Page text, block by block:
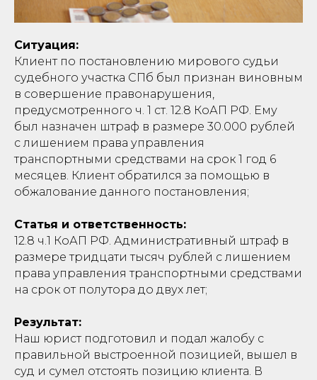
Ситуация:
Клиент по постановлению мирового судьи
судебного участка СПб был признан виновным
в совершение правонарушения,
предусмотренного ч. 1 ст. 12.8 КоАП РФ. Ему
был назначен штраф в размере 30.000 рублей
с лишением права управления
транспортными средствами на срок 1 год 6
месяцев. Клиент обратился за помощью в
обжалование данного постановления;
Статья и ответственность:
12.8 ч.1 КоАП РФ. Административный штраф в
размере тридцати тысяч рублей с лишением
права управления транспортными средствами
на срок от полутора до двух лет;
Результат:
Наш юрист подготовил и подал жалобу с
правильной выстроенной позицией, вышел в
суд и сумел отстоять позицию клиента. В